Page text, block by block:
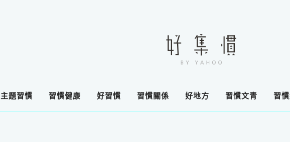
主題習慣 習慣健康 好習慣 習慣關係 好地方 習慣文青 習